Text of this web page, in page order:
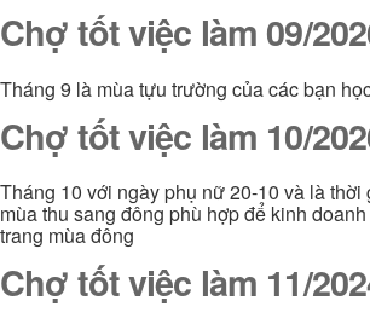
Chợ tốt việc làm 09/
Tháng 9 là mùa tựu trường của các bạn
Chợ tốt việc làm 10/
Tháng 10 với ngày phụ nữ 20-10 và là thời
mùa thu sang đông phù hợp để kinh
trang mùa đông
Chợ tốt việc làm 11/